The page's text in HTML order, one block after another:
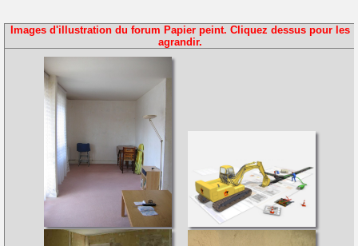
Images d'illustration du forum Papier peint. Cliquez dessus pour les
agrandir.